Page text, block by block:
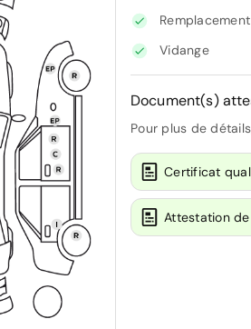
Vidange
Document(s)
Pour plus de
Certificat
Attestation